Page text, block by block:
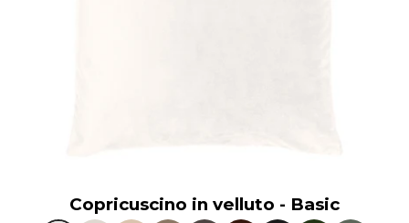
Copricuscino in velluto - Basic